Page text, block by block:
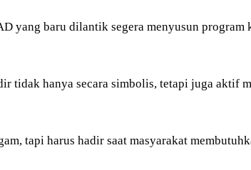
yang baru dilantik segera menyusun
tidak hanya secara simbolis, tetapi juga aktif
tapi harus hadir saat masyarakat